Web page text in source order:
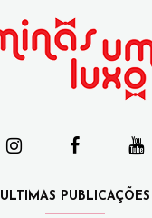
ULTIMAS PUBLICAÇÕES